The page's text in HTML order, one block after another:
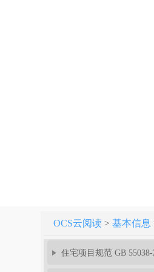
OCS云阅读 > 基本信息
住宅项目规范 GB 55038-